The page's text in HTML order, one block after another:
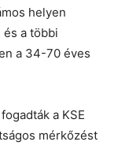
helyen
és a többi
a 34-70 éves
a KSE
mérkőzést